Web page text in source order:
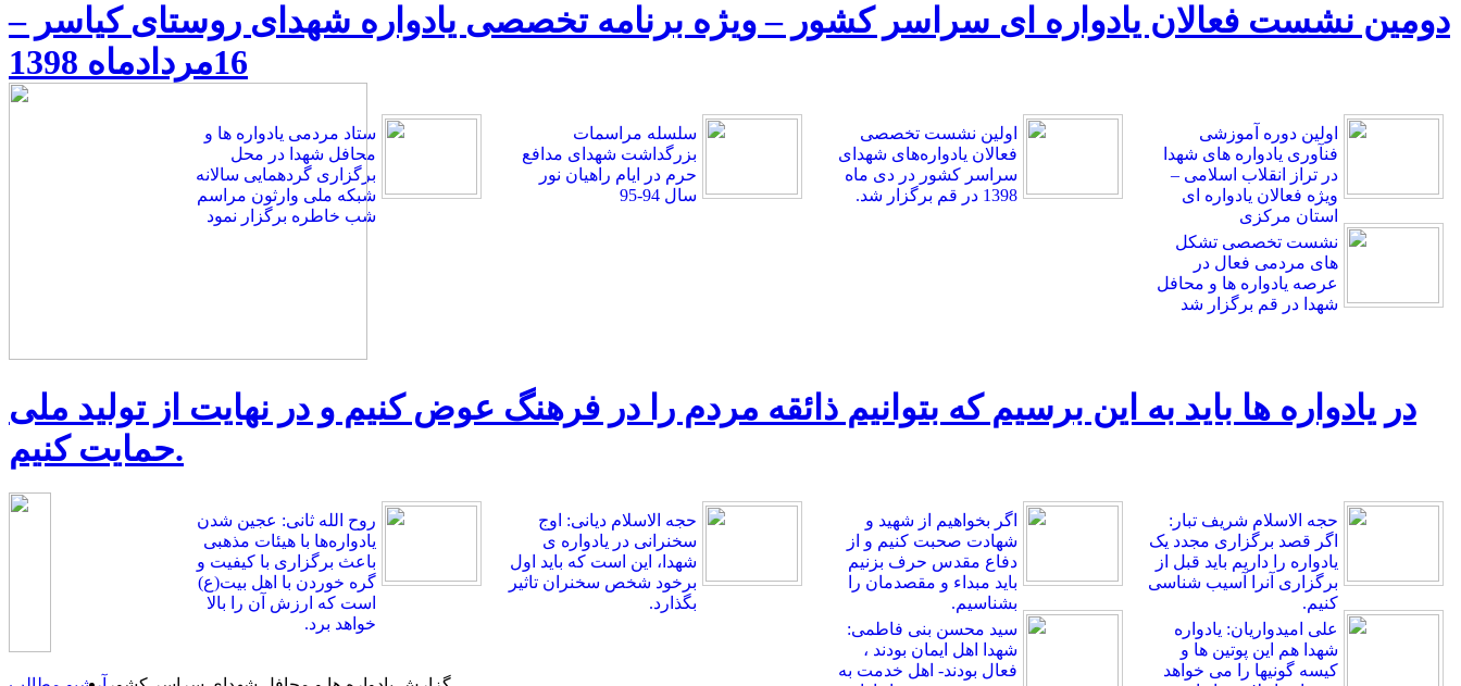
دومین نشست فعالان یادواره ای سراسر کشور – ویژه برنامه تخصصی یادواره شهدای روستای کیاسر –
16مردادماه 1398
اولین دوره آموزشی
فنآوری یادواره های شهدا
در تراز انقلاب اسلامی –
ویژه فعالان یادواره ای
استان مرکزی
اولین نشست تخصصی
فعالان یادواره‌های شهدای
سراسر کشور در دی ماه
1398 در قم برگزار شد.
سلسله مراسمات
بزرگداشت شهدای مدافع
حرم در ایام راهیان نور
سال 94-95
ستاد مردمی یادواره ها و
محافل شهدا در محل
برگزاری گردهمایی سالانه
شبکه ملی وارثون مراسم
شب خاطره برگزار نمود
نشست تخصصی تشکل
های مردمی فعال در
عرصه یادواره ها و محافل
شهدا در قم برگزار شد
در یادواره ها باید به این برسیم که بتوانیم ذائقه مردم را در فرهنگ عوض کنیم و در نهایت از تولید ملی
حمایت کنیم.
حجه الاسلام شریف تبار:
اگر قصد برگزاری مجدد یک
یادواره را داریم باید قبل از
برگزاری آنرا آسیب شناسی
کنیم.
اگر بخواهیم از شهید و
شهادت صحبت کنیم و از
دفاع مقدس حرف بزنیم
باید مبداء و مقصدمان را
بشناسیم.
حجه الاسلام دیانی: اوج
سخنرانی در یادواره ی
شهدا، این است که باید اول
برخود شخص سخنران تاثیر
بگذارد.
روح الله ثانی: عجین شدن
یادواره‌ها با هیئات مذهبی
باعث برگزاری با کیفیت و
گره خوردن با اهل بیت(ع)
است که ارزش آن را بالا
خواهد برد.
علی امیدواریان: یادواره
شهدا هم این پوتین ها و
کیسه گونیها را می خواهد
سید محسن بنی فاطمی:
شهدا اهل ایمان بودند ،
فعال بودند- اهل خدمت به